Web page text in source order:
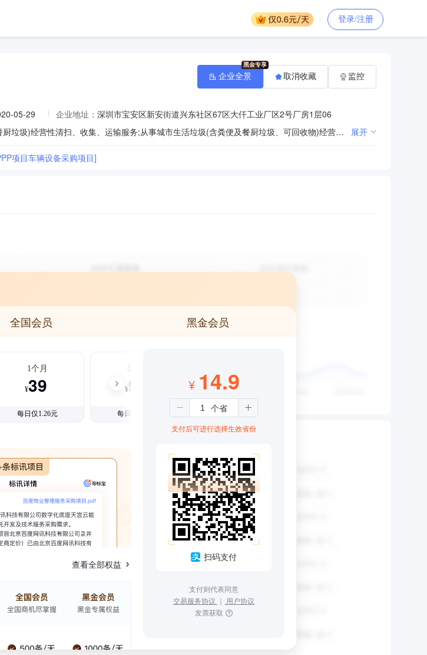
登录/注册
05-29 企业地址： 深圳市宝安区新安街道兴东社区67区大仟工业厂区2号厂房1层06
一般经营项目：环境卫生管理；从事城市生活垃圾(含粪便,餐厨垃圾)经营性清扫、收集、运输服务;从事城市生活垃圾(含粪便及餐厨垃圾、可回收物)经营性处理服务;城市环境卫生管理;城市道路冲洗、机械清扫保洁、冲刷、喷雾压尘、冬季除雪、铲冰;公共厕所维护管理、化粪池清掏;环卫清洁服务养护;生活垃圾分类处理、垃圾分类投放设备；园林绿化工程、园林绿化养护、城市照明工程；市政工程的设计、施工;汽车租赁服务；环保项目工程的投资、设计咨询、建设施工、运营管理；环保技术的技术开发、技术咨询、技术转让及技术服务；环保配套设备部件产品的研发和销售；工程技术咨询;信息技术咨询；国内贸易；建筑施工废弃物治理；工业焚烧残渣物治理；垃圾渗滤液处理项目；公厕保洁；管道疏通；除四害服务；机械设备的销售、维修、维护、租赁；智能环卫系统的技术研发、咨询；环保工程；智能垃圾分类设备的技术开发和销售、租售；机械设备租售；环卫设备租售；环保及垃圾分类相关文化交流活动策划；环保教育策划；垃圾分类项目运营；垃圾分类服务；垃圾分类咨询；小型土建工程的设计与施工（依法须经批准的项目，经相关部门批准后方可开展经营活动）许可经营项目：从事生活垃圾、工商业垃圾、餐厨垃圾的收集、中转、运输和无害化处理；工业废水、渗滤液、废气、废渣、噪声治理以及污水处理，环保配套设施（部件）、产品的制造集成。 展开
项目车辆设备采购项目]
企业全景 取消收藏 监控
全国会员 黑金会员
1个月
¥39
每日仅1.26元
3个月
¥99
每日仅1.08元
查看全部权益
¥ 14.9
支付后可进行选择生效省份
扫码支付
支付则代表同意
交易服务协议 ｜ 用户协议
发票获取